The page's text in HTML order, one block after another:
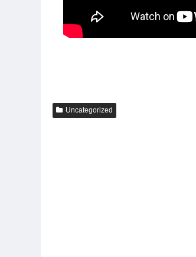
Uncategorized